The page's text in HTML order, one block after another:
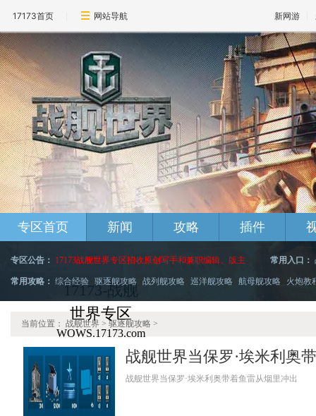
17173首页 网站导航 新网游
17173-战舰
世界专区
WOWS.17173.com
专区首页 新闻 攻略 插件
专区公告： 17173战舰世界专区招收原创写手和兼职编辑、版主 常用入口：
常用攻略： 综合经验 驱逐舰攻略 战列舰攻略 巡洋舰攻略 航母舰攻略 火炮教
当前位置： 战舰世界 > 驱逐舰攻略 >
战舰世界当保罗·埃米利奥带着鱼雷从烟里冲出